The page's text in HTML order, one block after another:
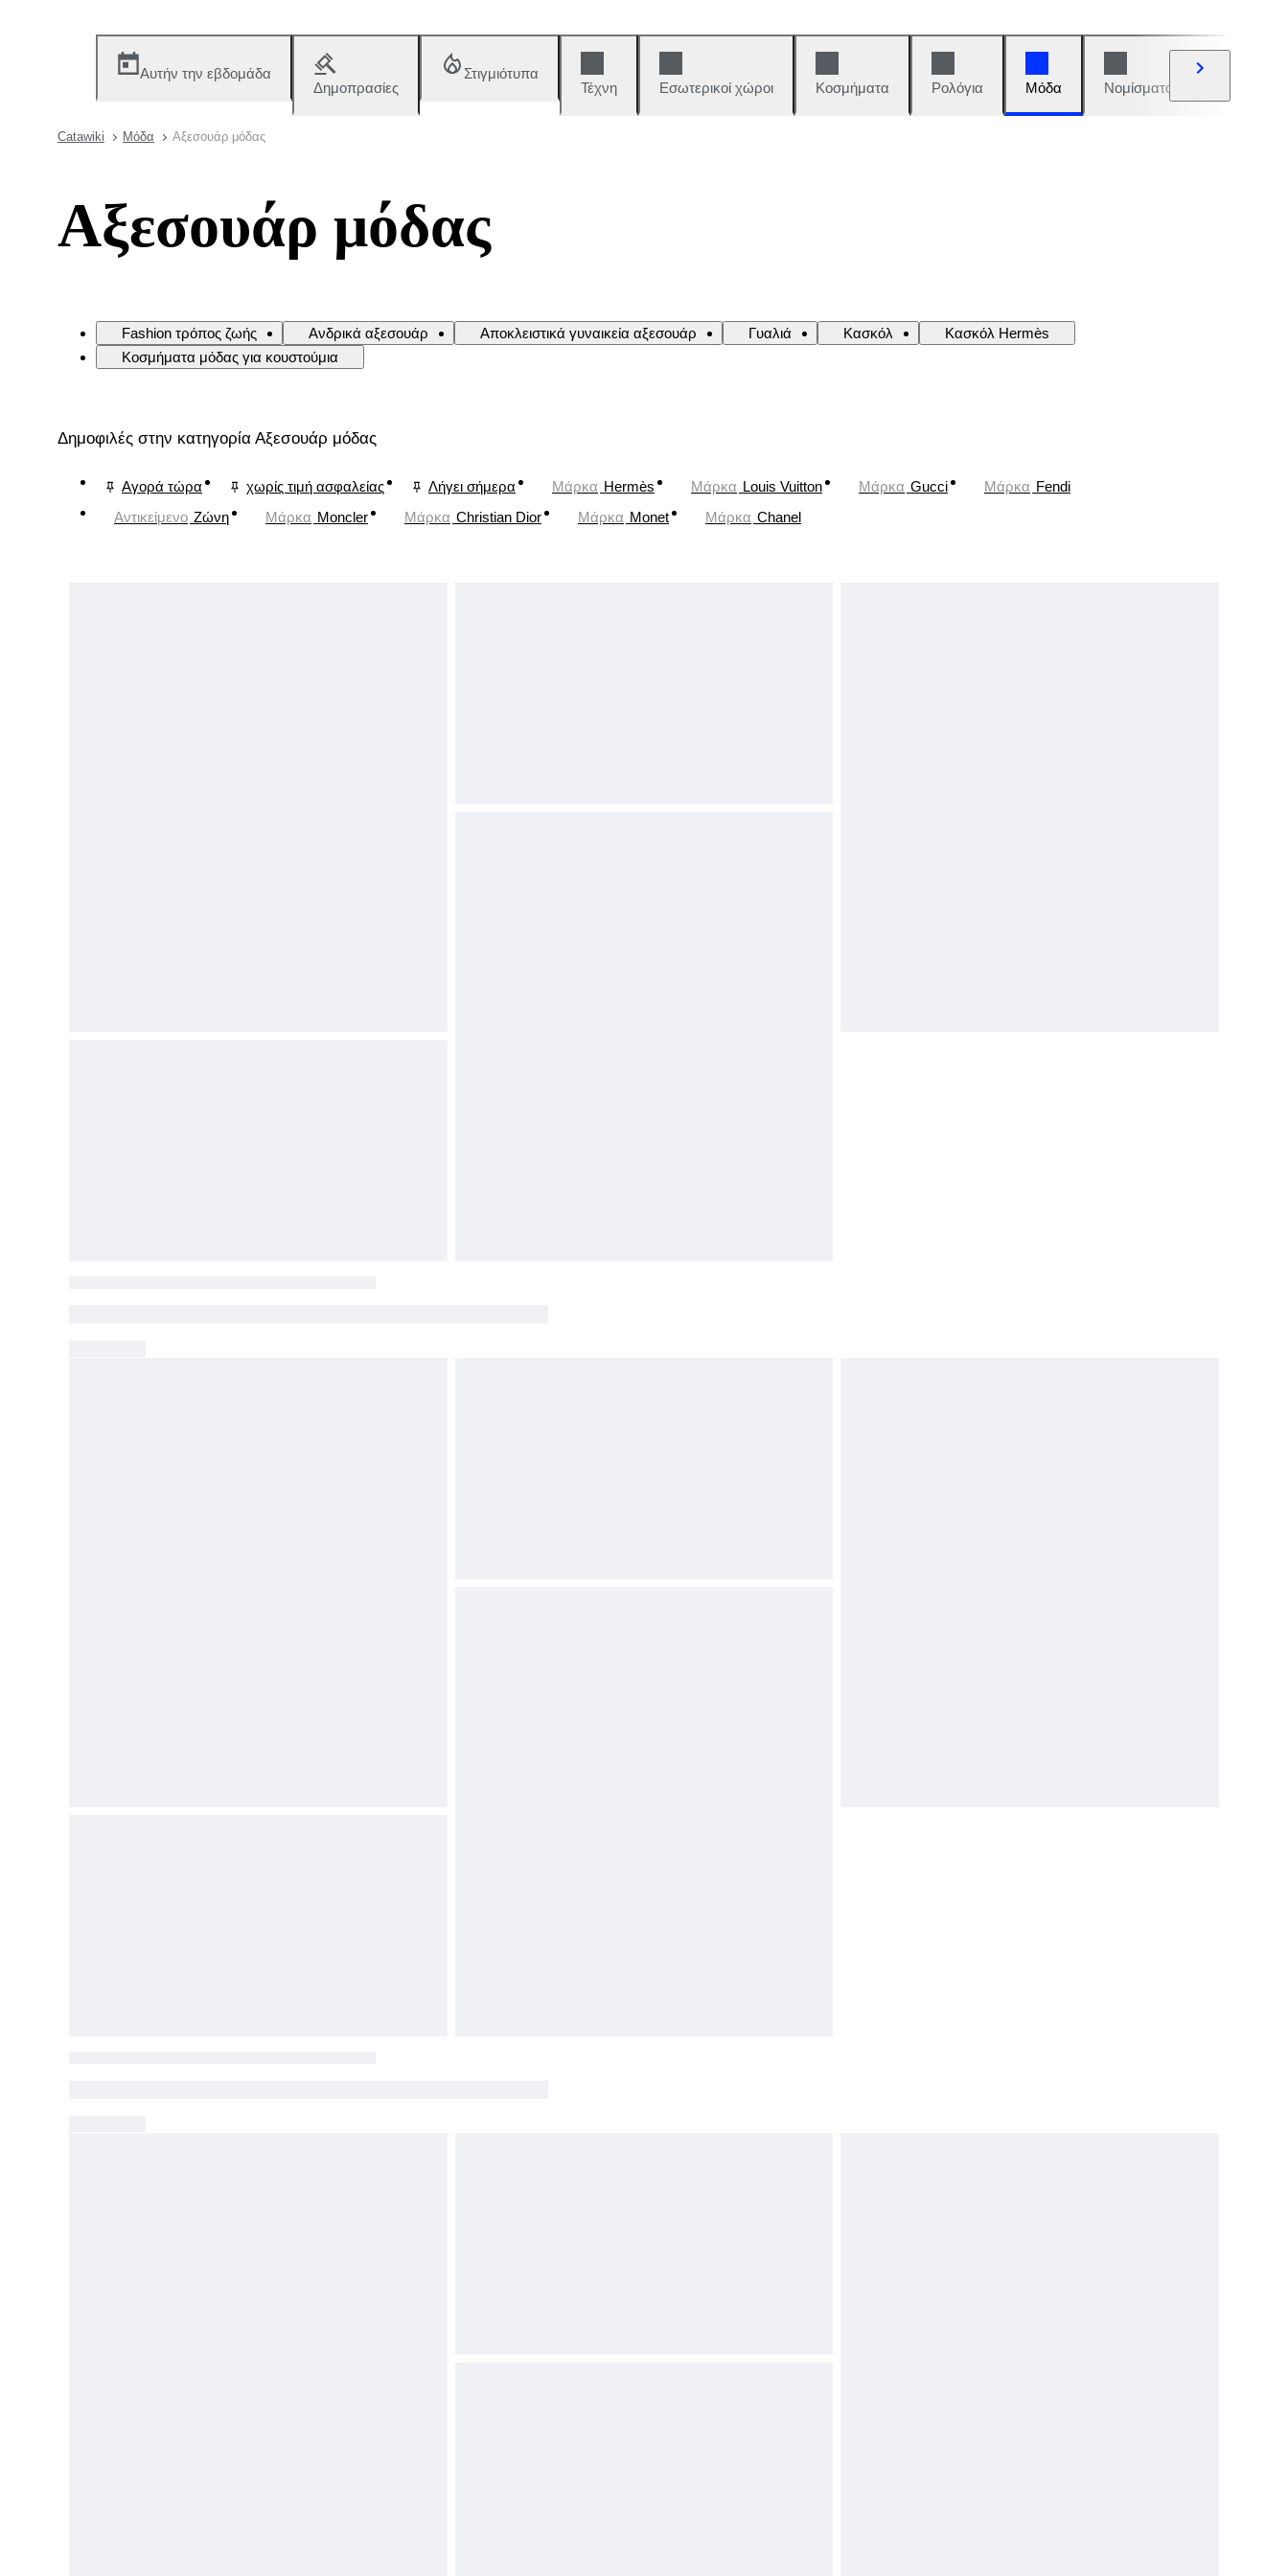
Αυτήν την εβδομάδα
Δημοπρασίες
Στιγμιότυπα
Τέχνη
Εσωτερικοί χώροι Κοσμήματα Ρολόγια Μόδα Νομίσματα και
Catawiki Μόδα Αξεσουάρ μόδας
Αξεσουάρ μόδας
Fashion τρόπος ζωής Ανδρικά αξεσουάρ Αποκλειστικά γυναικεία αξεσουάρ Γυαλιά Κασκόλ
Κασκόλ Hermès
Κοσμήματα μόδας για κουστούμια
Δημοφιλές στην κατηγορία Αξεσουάρ μόδας
Αγορά τώρα χωρίς τιμή ασφαλείας Λήγει σήμερα Μάρκα Hermès Μάρκα Louis Vuitton Μάρκα Gucci Μάρκα Fendi
Αντικείμενο Ζώνη Μάρκα Moncler Μάρκα Christian Dior Μάρκα Monet Μάρκα Chanel